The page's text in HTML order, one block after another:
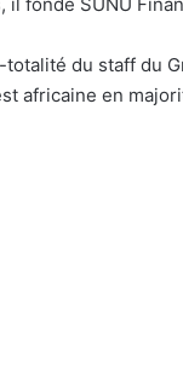
totalité du staff du
africaine en